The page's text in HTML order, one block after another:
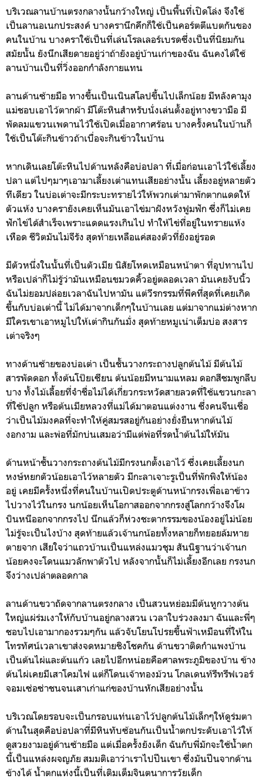
บริเวณลานบ้านตรงกลางนั้นกว้างใหญ่ เป็นพื้นที่เปิดโล่ง จึงใช้
เป็นลานอเนกประสงค์ บางครานึกคึกก็ใช้เป็นคอร์ตตีแบตกันของ
คนในบ้าน บางคราใช้เป็นที่เล่นโรลเลอร์เบรดซึ่งเป็นที่นิยมกัน
สมัยนั้น ยังนึกเสียดายอยู่ว่าถ้ายังอยู่บ้านเก่าของฉัน ฉันคงได้ใช้
ลานบ้านเป็นที่วิ่งออกกำลังกายแทน
ลานด้านซ้ายมือ ทางขึ้นเป็นเนินสโลปขึ้นไปเล็กน้อย มีหลังคามุง
แม่ชอบเอาไว้ตากผ้า มีโต๊ะหินสำหรับนั่งเล่นตั้งอยู่ทางขวามือ มี
พัดลมแขวนเพดานไว้ใช้เปิดเมื่ออากาศร้อน บางครั้งคนในบ้านก็
ใช้เป็นโต๊ะกินข้าวถ้าเบื่อจะกินข้าวในบ้าน
หากเดินเลยโต๊ะหินไปด้านหลังคือบ่อปลา ที่เมื่อก่อนเอาไว้ใช้เลี้ยง
ปลา แต่ไปๆมาๆเอามาเลี้ยงเต่าแทนเสียอย่างนั้น เลี้ยงอยู่หลายตัว
ทีเดียว ในบ่อเต่าจะมีกระบะทรายไว้ให้พวกเต่ามาพักตากแดดให้
ตัวแห้ง บางครายังเคยเห็นมันเอาไข่มาฝังหวังฟูมฟัก ซึ่งก็ไม่เคย
ฟักไข่ได้สำเร็จเพราะแดดแรงเกินไป ทำให้ไข่ที่อยู่ในทรายแห้ง
เหือด ชีวิตมันไม่จีรัง สุดท้ายเหลือแค่สองตัวที่ยังอยู่รอด
มีตัวหนึ่งในนั้นที่เป็นตัวเมีย นิสัยโหดเหมือนหน้าตา ที่อุปทานไป
หรือเปล่าก็ไม่รู้ว่ามันเหมือนขมวดคิ้วอยู่ตลอดเวลา มันเคยงับนิ้ว
ฉันไม่ยอมปล่อยเวลาฉันไปหามัน แต่วีรกรรมที่พีคที่สุดที่เคยเกิด
ขึ้นกับบ่อเต่านี้ ไม่ได้มาจากเด็กๆในบ้านเลย แต่มาจากแม่ต่างหาก
มีใครเขาเอาหมูไปให้เต่ากินกันมั่ง สุดท้ายหมูเน่าเต็มบ่อ สงสาร
เต่าจริงๆ
ทางด้านซ้ายของบ่อเต่า เป็นชั้นวางกระถางปลูกต้นไม้ มีต้นไม้
สารพัดดอก ทั้งต้นโป๊ยเซียน ต้นน้อยมีหนามแหลม ดอกสีชมพูกลีบ
บาง ทั้งไม้เลื้อยที่จำชื่อไม่ได้เกี่ยวกระหวัดสายลวดที่ใช้แขวนกะลา
ที่ใช้ปลูก หรือต้นเมียหลวงที่แม่ได้มาตอนแต่งงาน ซึ่งคนจีนเชื่อ
ว่าเป็นไม้มงคลที่จะทำให้คู่สมรสอยู่กันอย่างยั่งยืนหากต้นไม้
งอกงาม และพ่อที่มักบ่นเสมอว่ามีแต่พ่อที่รดน้ำต้นไม้ให้มัน
ด้านหน้าชั้นวางกระถางต้นไม้มีกรงนกตั้งเอาไว้ ซึ่งเคยเลี้ยงนก
หงษ์หยกตัวน้อยเอาไว้หลายตัว มีกะลาเจาะรูเป็นที่พักพิงให้น้อง
อยู่ เคยมีครั้งหนึ่งที่คนในบ้านเปิดประตูด้านหน้ากรงเพื่อเอาข้าว
ไปวางไว้ในกรง นกน้อยเห็นโอกาสออกจากกรงสู่โลกกว้างจึงโผ
บินหนีออกจากกรงไป นึกแล้วก็ห่วงชะตากรรมของน้องอยู่ไม่น้อย
ไม่รู้จะเป็นไงบ้าง สุดท้ายแล้วเจ้านกน้อยทั้งหลายก็ทยอยล้มหาย
ตายจาก เสียใจว่าแถวบ้านเป็นแหล่งแมวชุม สันนิฐานว่าเจ้านก
น้อยคงจะโดนแมวลักพาตัวไป หลังจากนั้นก็ไม่เลี้ยงอีกเลย กรงนก
จึงว่างเปล่าตลอดกาล
ลานด้านขวาถัดจากลานตรงกลาง เป็นสวนหย่อมมีต้นหูกวางต้น
ใหญ่แผ่ร่มเงาให้กับบ้านอยู่กลางสวน เวลาใบร่วงลงมา ฉันและพี่ๆ
ชอบไปเอามากองรวมๆกัน แล้วจับโยนโปรยขึ้นฟ้าเหมือนที่ให้ใน
โทรทัศน์เวลาเขาส่งจดหมายชิงโชคกัน ด้านขวาติดกำแพงบ้าน
เป็นต้นไผ่และต้นแก้ว เลยไปอีกหน่อยคือศาลพระภูมิของบ้าน ข้าง
ต้นไผ่เคยมีเสาโคมไฟ แต่ก็โดนเจ้าทองม้วน โกลเดนท์รีทรีฟเวอร์
จอมเซ่อซ่าชนจนเสาเก่าแก่ของบ้านหักเสียอย่างนั้น
บริเวณโดยรอบจะเป็นกรอบแท่นเอาไว้ปลูกต้นไม้เล็กๆให้ดูร่มตา
ด้านในสุดคือบ่อปลาที่มีหินทับซ้อนกันเป็นน้ำตกประดับเอาไว้ให้
ดูสวยงามอยู่ด้านซ้ายมือ แต่เมื่อครั้งยังเด็ก ฉันกับพี่มักจะใช้น้ำตก
นี้เป็นแหล่งผจญภัย สมมติเอาว่าเราไปปีนเขา ซึ่งมันปีนจากด้าน
ข้างได้ น้ำตกแห่งนี้เป็นที่เติมเต็มจินตนาการวัยเด็ก